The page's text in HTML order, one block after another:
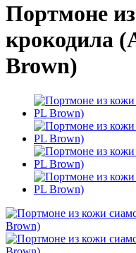
Портмоне
крокодила
Brown)